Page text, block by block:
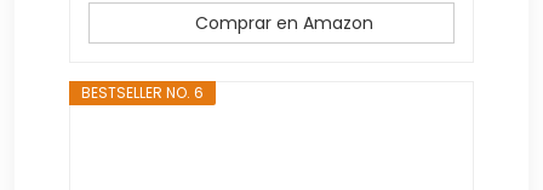
Comprar en Amazon
BESTSELLER NO. 6